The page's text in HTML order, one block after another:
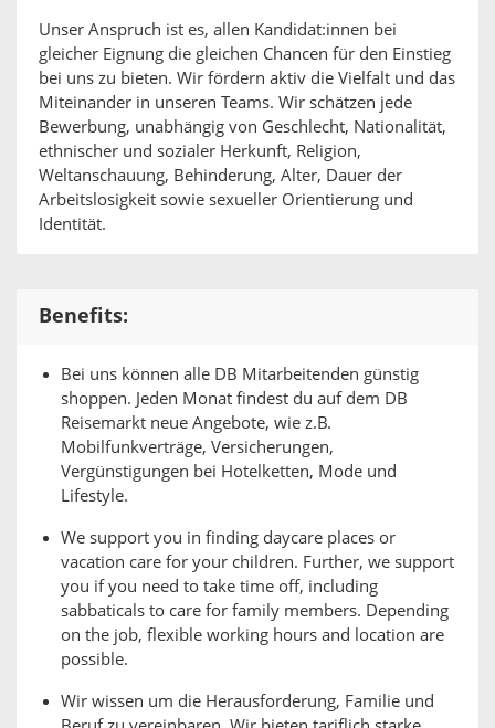
Unser Anspruch ist es, allen Kandidat:innen bei
gleicher Eignung die gleichen Chancen für den Einstieg
bei uns zu bieten. Wir fördern aktiv die Vielfalt und das
Miteinander in unseren Teams. Wir schätzen jede
Bewerbung, unabhängig von Geschlecht, Nationalität,
ethnischer und sozialer Herkunft, Religion,
Weltanschauung, Behinderung, Alter, Dauer der
Arbeitslosigkeit sowie sexueller Orientierung und
Identität.
Benefits:
Bei uns können alle DB Mitarbeitenden günstig
shoppen. Jeden Monat findest du auf dem DB
Reisemarkt neue Angebote, wie z.B.
Mobilfunkverträge, Versicherungen,
Vergünstigungen bei Hotelketten, Mode und
Lifestyle.
We support you in finding daycare places or
vacation care for your children. Further, we support
you if you need to take time off, including
sabbaticals to care for family members. Depending
on the job, flexible working hours and location are
possible.
Wir wissen um die Herausforderung, Familie und